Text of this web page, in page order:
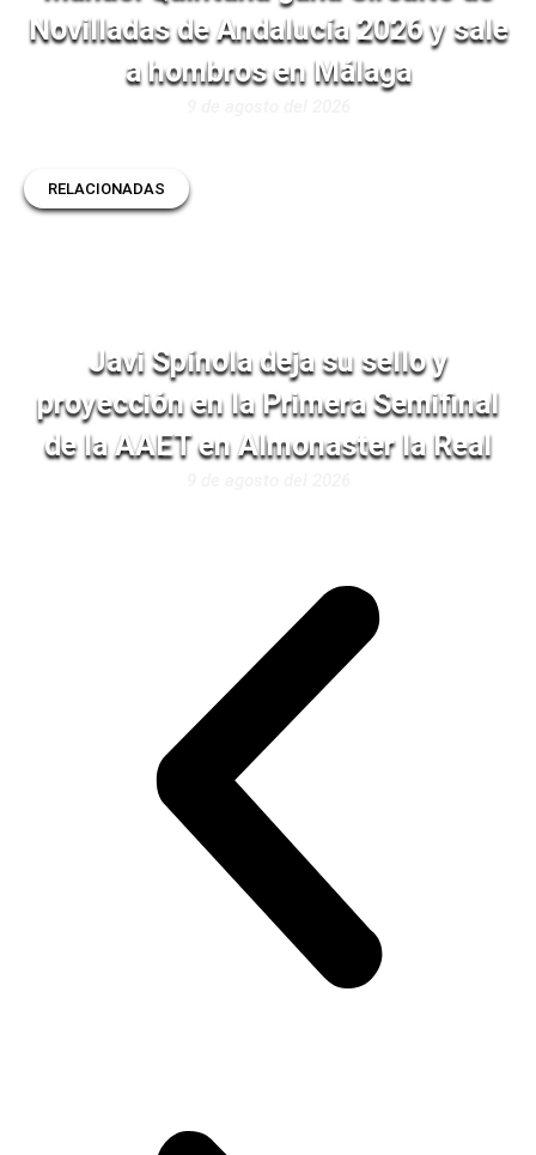
Novilladas de Andalucía 2026 y sale
a hombros en Málaga
RELACIONADAS
Javi Spínola deja su sello y
proyección en la Primera Semifinal
de la AAET en Almonaster la Real